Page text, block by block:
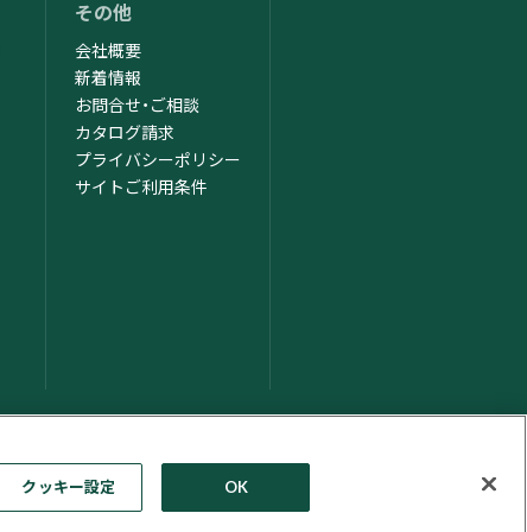
その他
会社概要
新着情報
お問合せ・ご相談
カタログ請求
プライバシーポリシー
サイトご利用条件
クッキー設定 OK